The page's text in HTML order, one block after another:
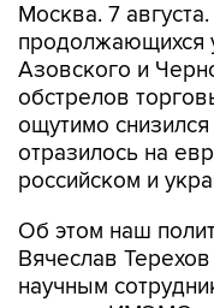
Москва. 7
продолжающихся
Азовского и
обстрелов
ощутимо
отразилось на
российском и
Об этом наш
Вячеслав
научным